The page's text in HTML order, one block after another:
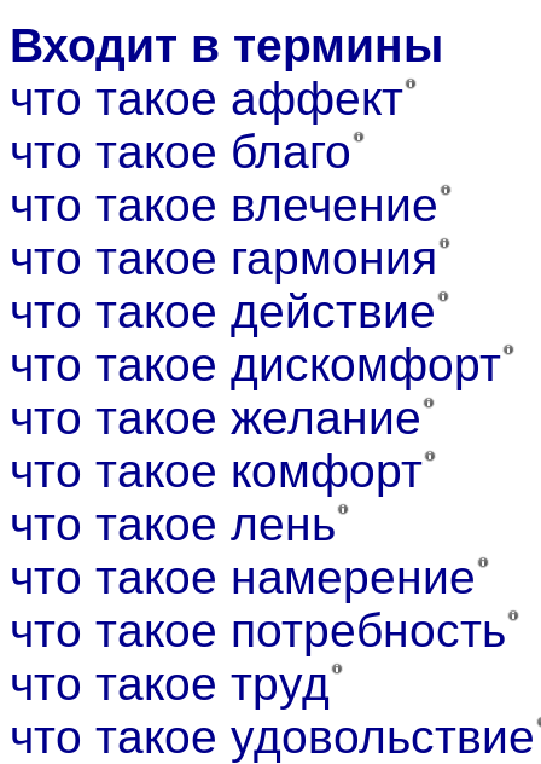
Входит в термины
что такое аффект
что такое благо
что такое влечение
что такое гармония
что такое действие
что такое дискомфорт
что такое желание
что такое комфорт
что такое лень
что такое намерение
что такое потребность
что такое труд
что такое удовольствие